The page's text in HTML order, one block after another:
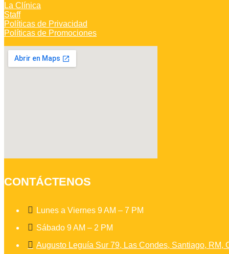
La Clínica
Staff
Políticas de Privacidad
Políticas de Promociones
CONTÁCTENOS
 Lunes a Viernes 9 AM – 7 PM
 Sábado 9 AM – 2 PM
 Augusto Leguía Sur 79, Las Condes, Santiago, RM,